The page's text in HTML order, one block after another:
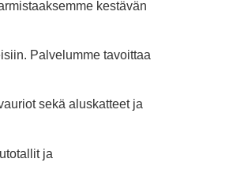
kestävän
Palvelumme tavoittaa
sekä aluskatteet ja
ja